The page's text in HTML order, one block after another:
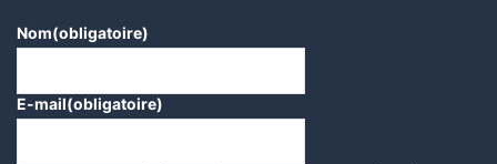
Nom(obligatoire)
E-mail(obligatoire)